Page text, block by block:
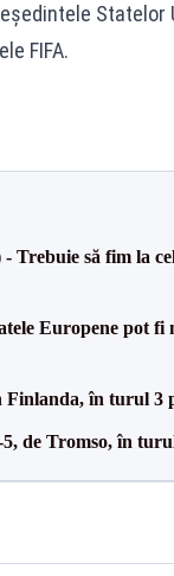
Statelor
FIFA.
Trebuie să fim la
Europene pot fi
Finlanda, în turul 3
de Tromso, în